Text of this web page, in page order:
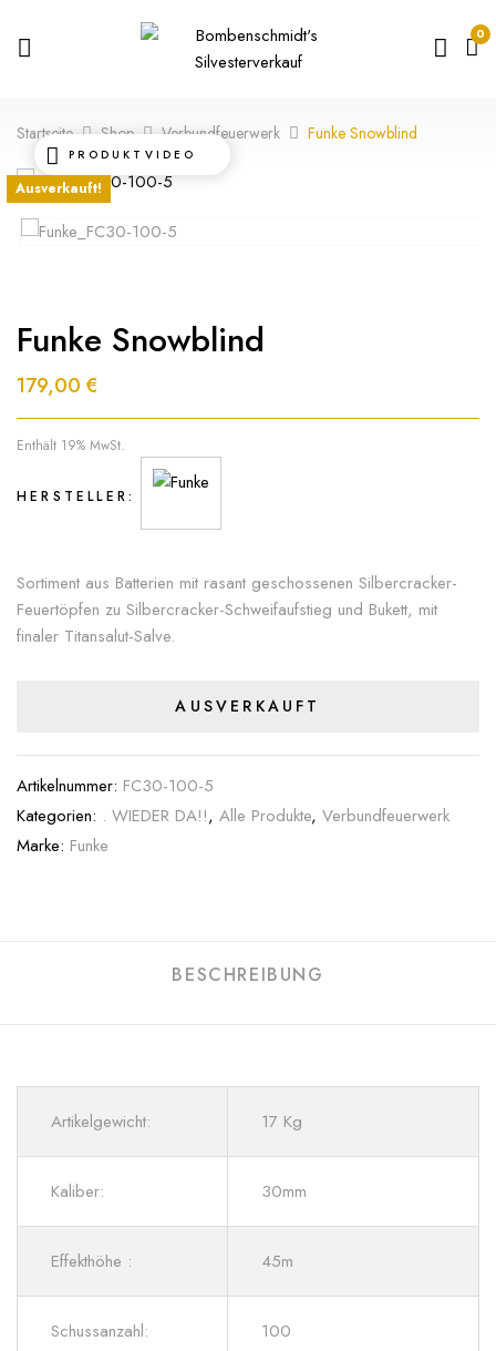
0
Startseite Shop Verbundfeuerwerk Funke Snowblind
PRODUKTVIDEO
Ausverkauft!
Funke Snowblind
179,00 €
Enthält 19% MwSt.
HERSTELLER:
Sortiment aus Batterien mit rasant geschossenen Silbercracker-
Feuertöpfen zu Silbercracker-Schweifaufstieg und Bukett, mit
finaler Titansalut-Salve.
AUSVERKAUFT
Artikelnummer: FC30-100-5
Kategorien: . WIEDER DA!!, Alle Produkte, Verbundfeuerwerk
Marke: Funke
BESCHREIBUNG
Artikelgewicht: 17 Kg
Kaliber: 30mm
Effekthöhe : 45m
Schussanzahl: 100